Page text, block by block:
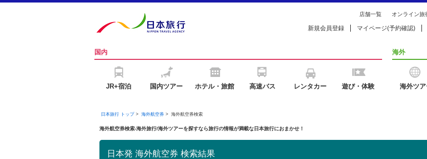
店舗一覧 オンライン旅
新規会員登録 マイページ(予約確認)
国内
JR+宿泊 国内ツアー ホテル・旅館 高速バス レンタカー 遊び・体験
海外
海外ツ
日本旅行 トップ> 海外航空券> 海外航空券検索
海外航空券検索-海外旅行/海外ツアーを探すなら旅行の情報が満載な日本旅行におまかせ！
日本発 海外航空券 検索結果